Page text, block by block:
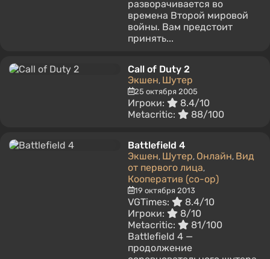
разворачивается во
времена Второй мировой
войны. Вам предстоит
принять...
Call of Duty 2
Экшен, Шутер
25 октября 2005
Игроки:
8.4/10
Metacritic:
88/100
Battlefield 4
Экшен, Шутер, Онлайн, Вид
от первого лица,
Кооператив (co-op)
19 октября 2013
VGTimes:
8.4/10
Игроки:
8/10
Metacritic:
81/100
Battlefield 4 —
продолжение